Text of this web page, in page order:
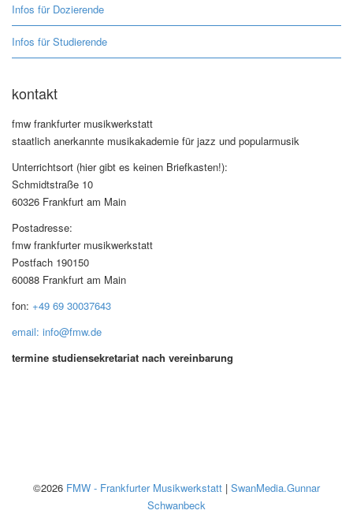
Infos für Dozierende
Infos für Studierende
kontakt
fmw frankfurter musikwerkstatt
staatlich anerkannte musikakademie für jazz und popularmusik
Unterrichtsort (hier gibt es keinen Briefkasten!):
Schmidtstraße 10
60326 Frankfurt am Main
Postadresse:
fmw frankfurter musikwerkstatt
Postfach 190150
60088 Frankfurt am Main
fon: +49 69 30037643
email: info@fmw.de
termine studiensekretariat nach vereinbarung
©2026 FMW - Frankfurter Musikwerkstatt | SwanMedia.Gunnar
Schwanbeck